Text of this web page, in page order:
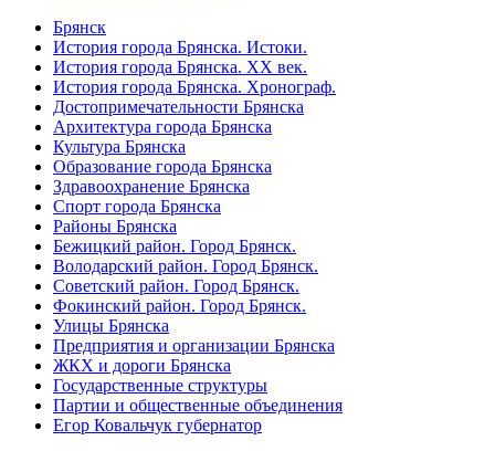
Брянск
История города Брянска. Истоки.
История города Брянска. XX век.
История города Брянска. Хронограф.
Достопримечательности Брянска
Архитектура города Брянска
Культура Брянска
Образование города Брянска
Здравоохранение Брянска
Спорт города Брянска
Районы Брянска
Бежицкий район. Город Брянск.
Володарский район. Город Брянск.
Советский район. Город Брянск.
Фокинский район. Город Брянск.
Улицы Брянска
Предприятия и организации Брянска
ЖКХ и дороги Брянска
Государственные структуры
Партии и общественные объединения
Егор Ковальчук губернатор